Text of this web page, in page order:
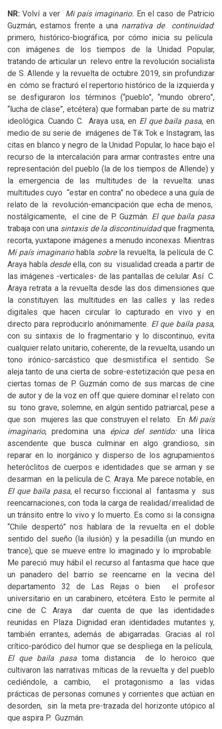
NR:Volví a ver Mi país imaginario. En el caso de Patricio
Guzmán, estamos frente a una narrativa de continuidad:
primero, histórico-biográfica, por cómo inicia su película
con imágenes de los tiempos de la Unidad Popular,
tratando de articular un relevo entre la revolución socialista
de S. Allende y la revuelta de octubre 2019, sin profundizar
en cómo se fracturó el repertorio histórico de la izquierda y
se desfiguraron los términos (“pueblo”, “mundo obrero”,
“lucha de clase”, etcétera) que formaban parte de su matriz
ideológica. Cuando C. Araya usa, en El que baila pasa, en
medio de su serie de imágenes de Tik Tok e Instagram, las
citas en blanco y negro de la Unidad Popular, lo hace bajo el
recurso de la intercalación para armar contrastes entre una
representación del pueblo (la de los tiempos de Allende) y
la emergencia de las multitudes de la revuelta: unas
multitudes cuyo “estar en contra” no obedece a una guía de
relato de la revolución-emancipación que echa de menos,
nostálgicamente, el cine de P. Guzmán. El que baila pasa
trabaja con una sintaxis de la discontinuidadque fragmenta,
recorta, yuxtapone imágenes a menudo inconexas. Mientras
Mi país imaginariohabla sobrela revuelta, la película de C.
Araya habla desdeella, con su visualidad creada a partir de
las imágenes -verticales- de las pantallas de celular. Así C.
Araya retrata a la revuelta desde las dos dimensiones que
la constituyen: las multitudes en las calles y las redes
digitales que hacen circular lo capturado en vivo y en
directo para reproducirlo anónimamente. El que baila pasa,
con su sintaxis de lo fragmentario y lo discontinuo, evita
cualquier relato unitario, coherente, de la revuelta, usando un
tono irónico-sarcástico que desmistifica el sentido. Se
aleja tanto de una cierta de sobre-estetización que pesa en
ciertas tomas de P. Guzmán como de sus marcas de cine
de autor y de la voz en off que quiere dominar el relato con
su tono grave, solemne, en algún sentido patriarcal, pese a
que son mujeres las que construyen el relato. En Mi país
imaginario, predomina una épica del sentido:una lírica
ascendente que busca culminar en algo grandioso, sin
reparar en lo inorgánico y disperso de los agrupamientos
heteróclitos de cuerpos e identidades que se arman y se
desarman en la película de C. Araya. Me parece notable, en
El que baila pasa, el recurso ficcional al fantasma y sus
reencarnaciones, con toda la carga de realidad/irrealidad de
un tránsito entre lo vivo y lo muerto. Es como si la consigna
“Chile despertó” nos hablara de la revuelta en el doble
sentido del sueño (la ilusión) y la pesadilla (un mundo en
trance), que se mueve entre lo imaginado y lo improbable.
Me pareció muy hábil el recurso al fantasma que hace que
un panadero del barrio se reencarne en la vecina del
departamento 32 de Las Rejas o bien el profesor
universitario en un carabinero, etcétera. Esto le permite al
cine de C. Araya dar cuenta de que las identidades
reunidas en Plaza Dignidad eran identidades mutantes y,
también errantes, además de abigarradas. Gracias al rol
crítico-paródico del humor que se despliega en la película,
El que baila pasatoma distancia de lo heroico que
cultivaron las narrativas míticas de la revuelta y del pueblo
cediéndole, a cambio, el protagonismo a las vidas
prácticas de personas comunes y corrientes que actúan en
desorden, sin la meta pre-trazada del horizonte utópico al
que aspira P. Guzmán.